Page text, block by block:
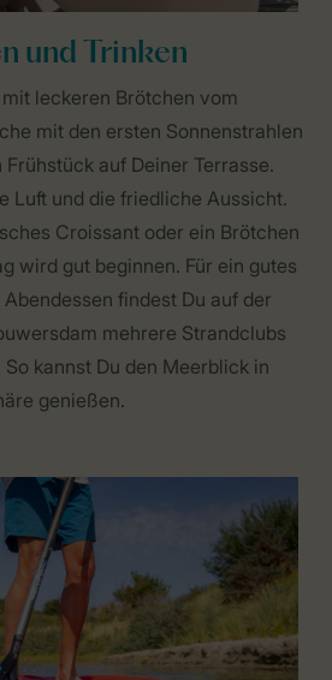
und Trinken
leckeren Brötchen vom
mit den ersten Sonnenstrahlen
auf Deiner Terrasse.
Luft und die friedliche Aussicht.
Croissant oder ein Brötchen
wird gut beginnen. Für ein gutes
findest Du auf der
mehrere Strandclubs
kannst Du den Meerblick in
genießen.